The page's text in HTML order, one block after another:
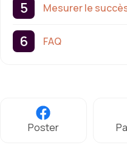
Mesurer le
FAQ
Poster